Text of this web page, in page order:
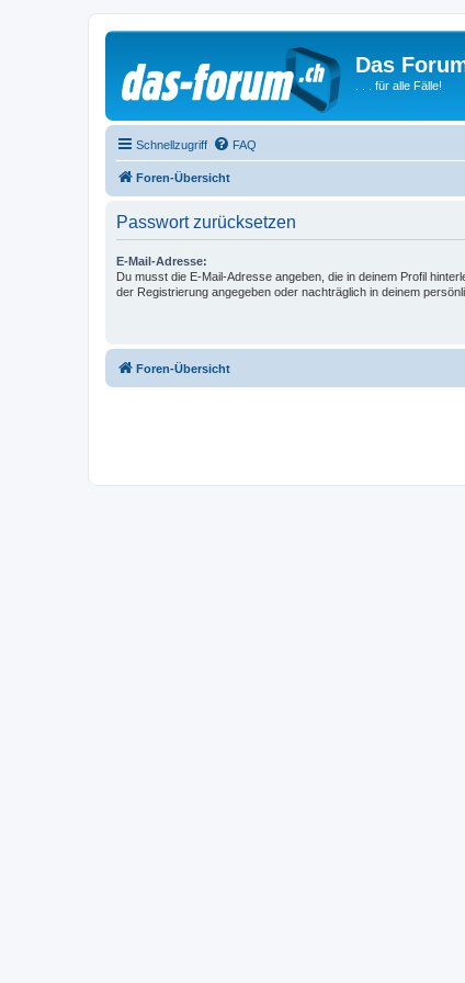
Das
. . . für alle Fälle!
Schnellzugriff FAQ
Foren-Übersicht
Passwort zurücksetzen
E-Mail-Adresse:
Du musst die E-Mail-Adresse angeben, die in deinem Profil
der Registrierung angegeben oder nachträglich in deinem
Foren-Übersicht